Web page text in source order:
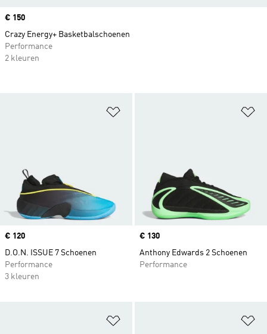
Price
€ 120
D.O.N. ISSUE 7 Schoenen
Performance
3 kleuren
Price
€ 130
Anthony Edwards 2 Schoenen
Performance
Price
€ 150
Crazy Energy+ Basketbalschoenen
Performance
2 kleuren